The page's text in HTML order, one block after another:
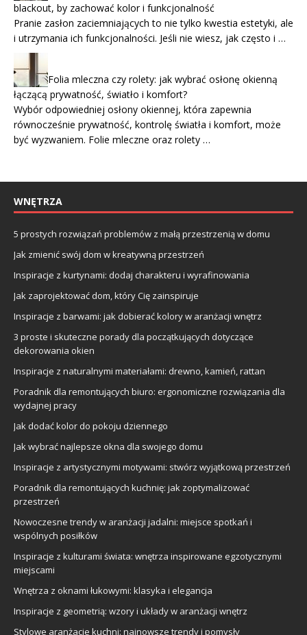
blackout, by zachować kolor i funkcjonalność
Pranie zasłon zaciemniających to nie tylko kwestia estetyki, ale
i utrzymania ich funkcjonalności. Jeśli nie wiesz, jak często i …
Folia mleczna czy rolety: jak wybrać osłonę okienną
łączącą prywatność, światło i komfort?
Wybór odpowiedniej osłony okiennej, która zapewnia
równocześnie prywatność, kontrolę światła i komfort, może
być wyzwaniem. Folie mleczne oraz rolety …
WNĘTRZA
5 prostych rozwiązań problemów z małą przestrzenią w domu
Jak zmienić swój dom w kreatywną przestrzeń
Inspiracje z kurtynami: dodaj charakteru i wyrafinowania
Jak zaprojektować dom, który Cię zainspiruje
Inspiracje z barwami: jak dobierać kolory w aranżacji wnętrz
3 proste i skuteczne porady dla początkujących dotyczące
dekorowania okien
Inspiracje z naturalnymi materiałami: drewno, kamień, rattan
Poradnik dla remontujących biuro: ergonomiczne rozwiązania dla
wydajnej pracy
Jak dodać kolor do pokoju dziennego
Jak wybrać najlepsze okna dla swojego domu
Inspiracje z artystycznymi motywami: stwórz wyjątkową przestrzeń
Poradnik dla remontujących kuchnię: jak zoptymalizować
przestrzeń
Nowoczesne trendy w aranżacji jadalni: miejsce spotkań i
wspólnych posiłków
Inspiracje z kulturami świata: wnętrza inspirowane egzotycznymi
miejscami
Wnętrza z oknami łukowymi: klasyka i elegancja
Inspiracje z geometrią: wzory i układy w aranżacji wnętrz
Stylowe aranżacje kuchni: najnowsze trendy i pomysły